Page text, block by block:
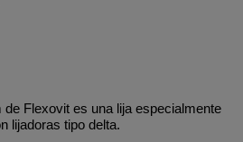
Flexovit es una lija especialmente
lijadoras tipo delta.